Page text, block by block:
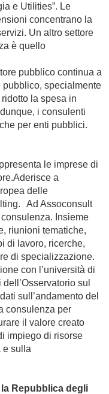
e Utilities”. Le
concentrano la
Un altro settore
è quello
pubblico continua a
specialmente
la spesa in
i consulenti
per enti pubblici.
le imprese di
a
delle
Ad Assoconsult
Insieme
riunioni tematiche,
di lavoro, ricerche,
di specializzazione.
con l’università di
sul
sull’andamento del
consulenza per
il valore creato
impiego di risorse
e sulla
Repubblica degli